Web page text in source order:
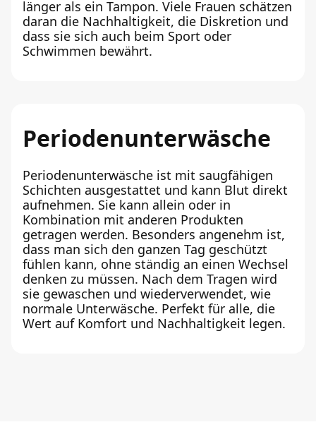
länger als ein Tampon. Viele Frauen schätzen
daran die Nachhaltigkeit, die Diskretion und
dass sie sich auch beim Sport oder
Schwimmen bewährt.
Periodenunterwäsche
Periodenunterwäsche ist mit saugfähigen
Schichten ausgestattet und kann Blut direkt
aufnehmen. Sie kann allein oder in
Kombination mit anderen Produkten
getragen werden. Besonders angenehm ist,
dass man sich den ganzen Tag geschützt
fühlen kann, ohne ständig an einen Wechsel
denken zu müssen. Nach dem Tragen wird
sie gewaschen und wiederverwendet, wie
normale Unterwäsche. Perfekt für alle, die
Wert auf Komfort und Nachhaltigkeit legen.